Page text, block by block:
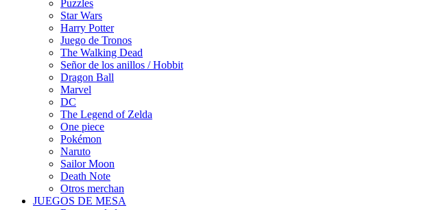
Puzzles
Star Wars
Harry Potter
Juego de Tronos
The Walking Dead
Señor de los anillos / Hobbit
Dragon Ball
Marvel
DC
The Legend of Zelda
One piece
Pokémon
Naruto
Sailor Moon
Death Note
Otros merchan
JUEGOS DE MESA